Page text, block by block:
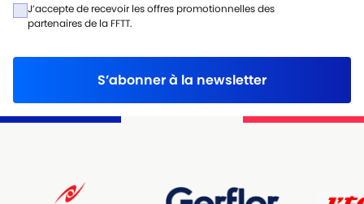
J’accepte de recevoir les offres promotionnelles des
partenaires de la FFTT.
S’abonner à la newsletter